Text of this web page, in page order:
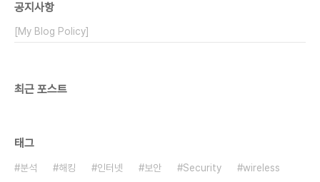
공지사항
[My Blog Policy]
최근 포스트
태그
분석 해킹 인터넷 보안 Security
wireless